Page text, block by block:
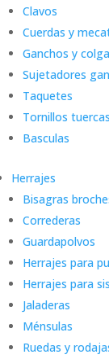
Clavos
Cuerdas y
Ganchos y
Sujetadores
Taquetes
Tornillos
Basculas
Herrajes
Bisagras
Correderas
Guardapolvos
Herrajes para
Herrajes para
Jaladeras
Ménsulas
Ruedas y